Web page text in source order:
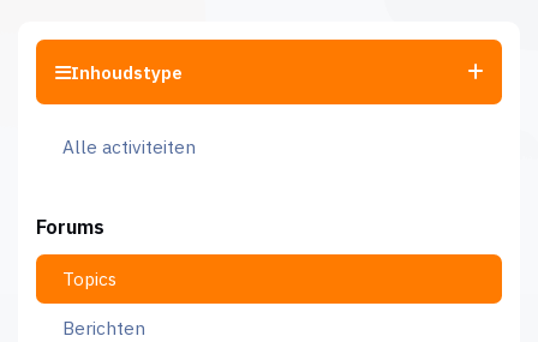
Inhoudstype
Alle activiteiten
Forums
Topics
Berichten